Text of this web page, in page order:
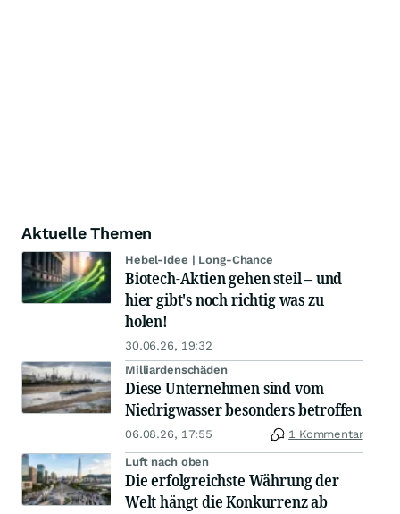
Aktuelle Themen
Hebel-Idee | Long-Chance
Biotech-Aktien gehen steil – und
hier gibt's noch richtig was zu
holen!
30.06.26, 19:32
Milliardenschäden
Diese Unternehmen sind vom
Niedrigwasser besonders betroffen
06.08.26, 17:55 1 Kommentar
Luft nach oben
Die erfolgreichste Währung der
Welt hängt die Konkurrenz ab